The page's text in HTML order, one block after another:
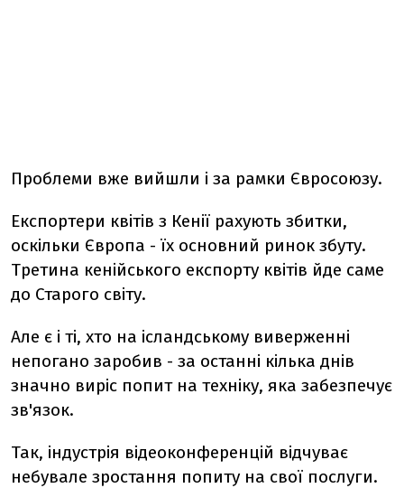
Проблеми вже вийшли і за рамки Євросоюзу.
Експортери квітів з Кенії рахують збитки,
оскільки Європа - їх основний ринок збуту.
Третина кенійського експорту квітів йде саме
до Старого світу.
Але є і ті, хто на ісландському виверженні
непогано заробив - за останні кілька днів
значно виріс попит на техніку, яка забезпечує
зв'язок.
Так, індустрія відеоконференцій відчуває
небувале зростання попиту на свої послуги.